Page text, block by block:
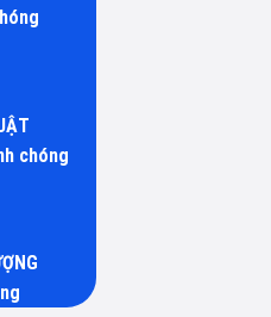
chóng